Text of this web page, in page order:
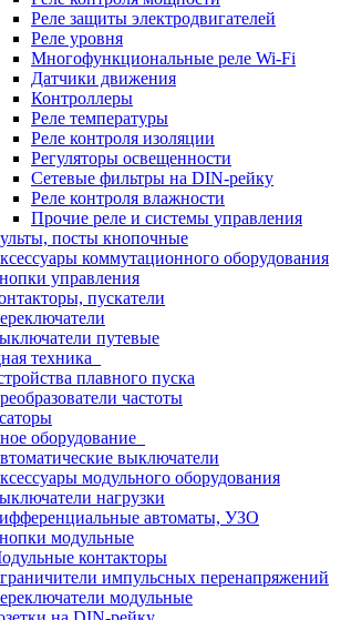
Реле защиты электродвигателей
Реле уровня
Многофункциональные реле Wi-Fi
Датчики движения
Контроллеры
Реле температуры
Реле контроля изоляции
Регуляторы освещенности
Сетевые фильтры на DIN-рейку
Реле контроля влажности
Прочие реле и системы управления
посты кнопочные
коммутационного оборудования
управления
пускатели
путевые
техника
плавного пуска
частоты
оборудование
выключатели
модульного оборудования
нагрузки
автоматы, УЗО
модульные
контакторы
импульсных перенапряжений
модульные